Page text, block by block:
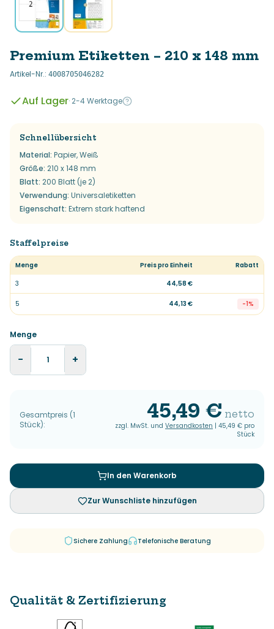
Premium Etiketten – 210 x 148 mm
Artikel-Nr.: 4008705046282
Auf Lager· 2-4 Werktage
Schnellübersicht
Material: Papier, Weiß
Größe: 210 x 148 mm
Blatt: 200 Blatt (je 2)
Verwendung: Universaletiketten
Eigenschaft: Extrem stark haftend
Staffelpreise
Menge Preis pro Einheit
Rabatt
3
44,58 €
5 44,13 € -1%
Menge
− +
Gesamtpreis (1
Stück):
45,49 € netto
zzgl. MwSt. und Versandkosten | 45,49 € pro
Stück
In den Warenkorb
Zur Wunschliste hinzufügen
Sichere Zahlung Telefonische Beratung
Qualität & Zertifizierung